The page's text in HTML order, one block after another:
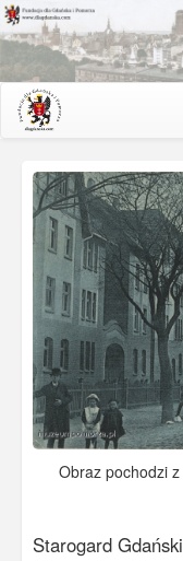
Obraz pochodzi z
Starogard Gdański